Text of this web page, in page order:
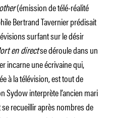
(émission de télé-réalité
Bertrand Tavernier prédisait
surfant sur le désir
en directse déroule dans un
incarne une écrivaine qui,
à la télévision, est tout de
Sydow interprète l’ancien mari
recueillir après nombres de